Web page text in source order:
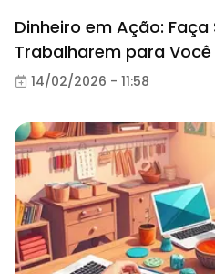
Dinheiro em Ação: Faça
Trabalharem para Você
14/02/2026 - 11:58